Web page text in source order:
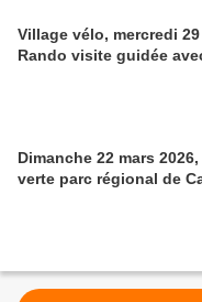
Village vélo, mercredi
Rando visite guidée
Dimanche 22 mars
verte parc régional de